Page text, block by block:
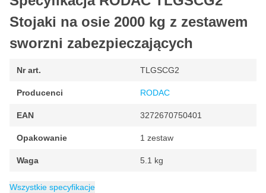
Szerokość mm:168
Wysokość mm:295
Waga kg:5.1
Stojaki na osie 2000 kg z zestawem
sworzni zabezpieczających
Nr art. TLGSCG2
Producenci RODAC
EAN 3272670750401
Opakowanie 1 zestaw
Waga 5.1 kg
Kategoria Wymiana opon
Wszystkie specyfikacje